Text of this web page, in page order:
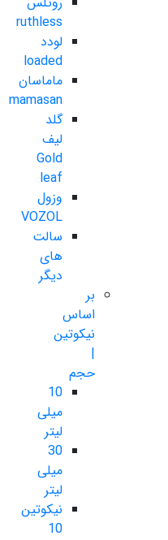
ruthless
لودد
loaded
ماماسان
mamasan
گلد
لیف
Gold
leaf
وزول
VOZOL
سالت
های
دیگر
بر
اساس
نیکوتین
|
حجم
10
میلی
لیتر
30
میلی
لیتر
نیکوتین
10